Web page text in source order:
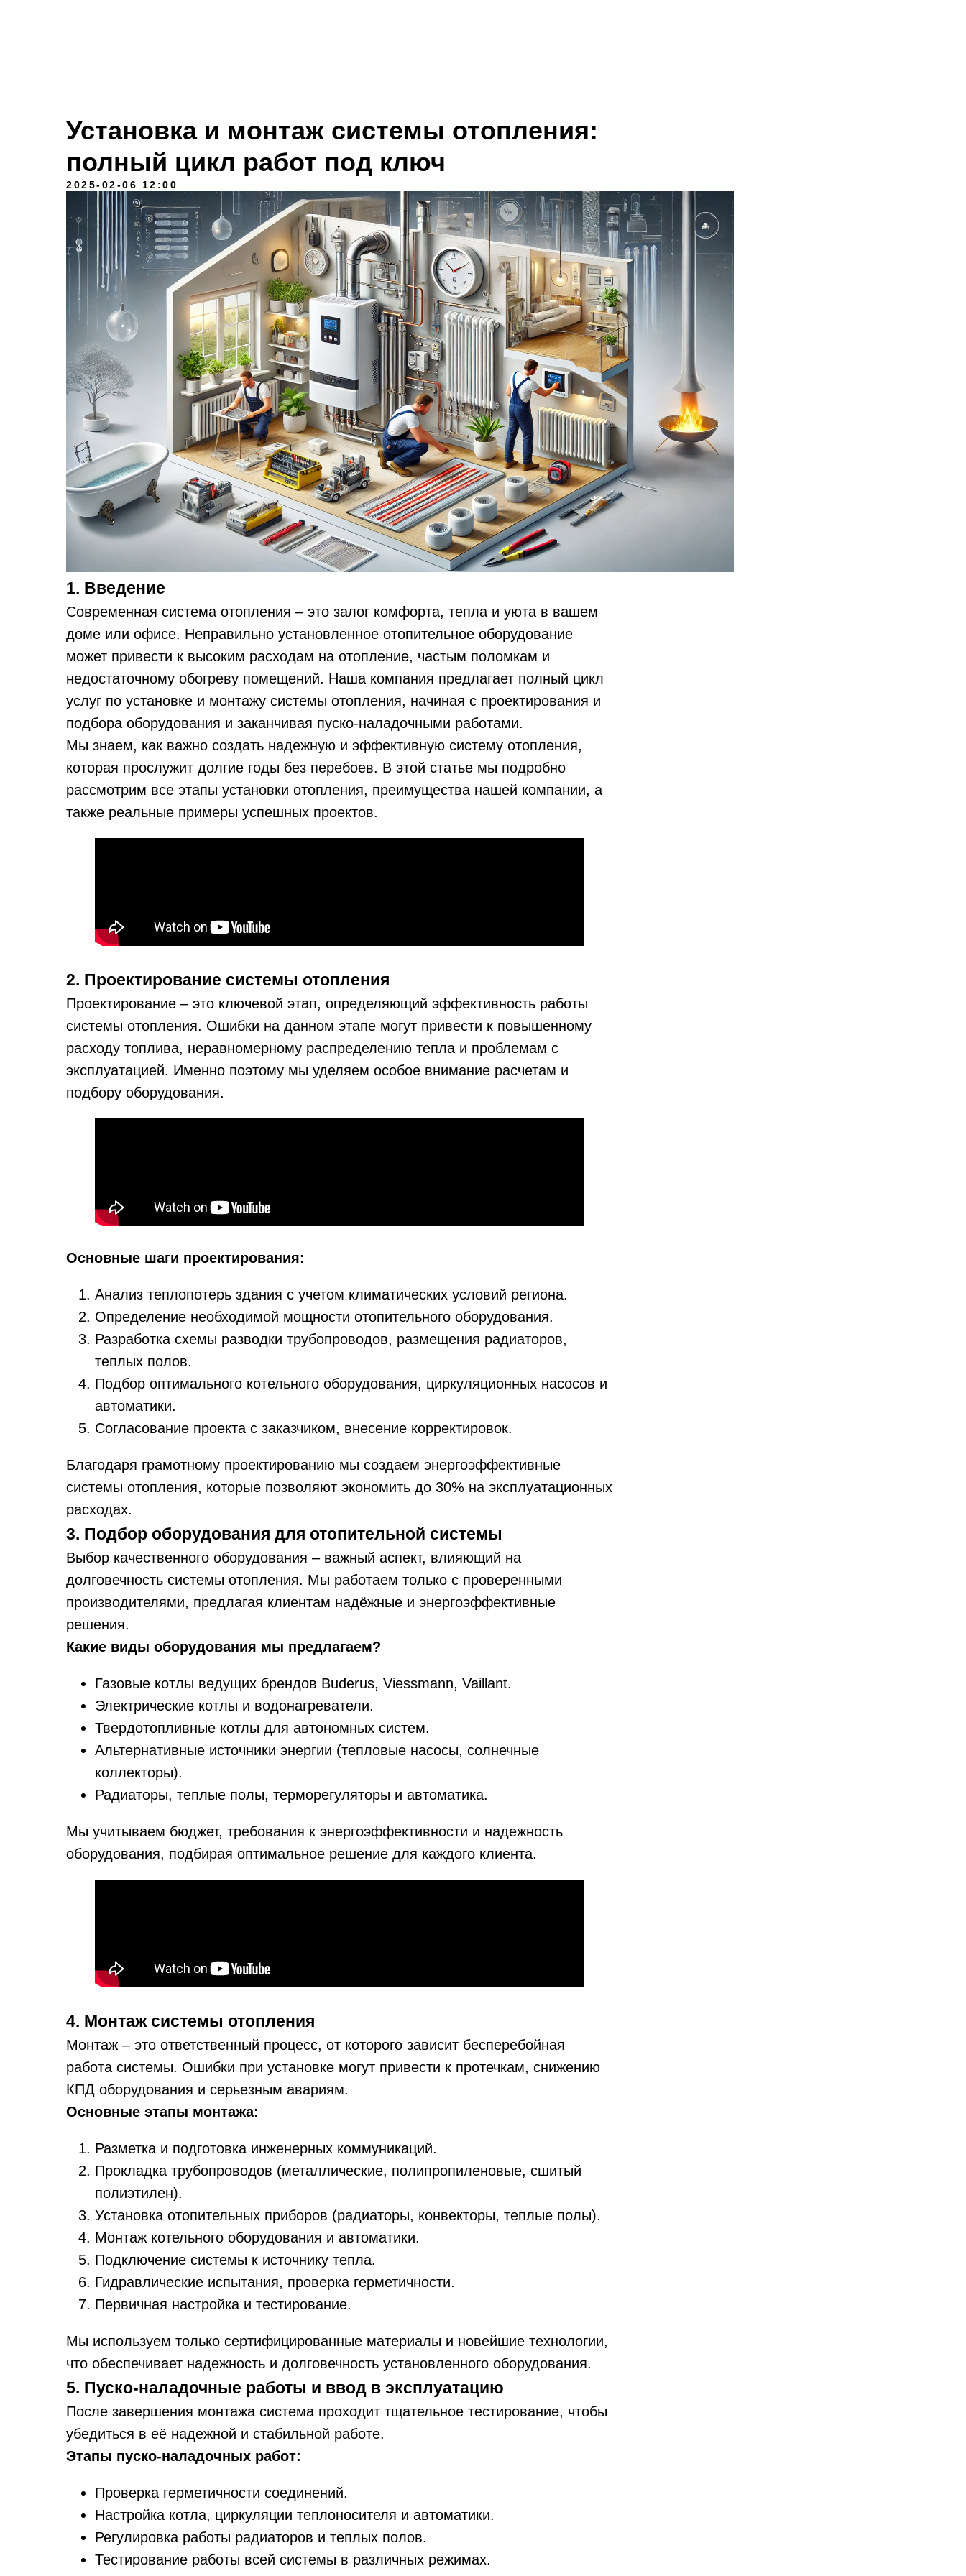
Установка и монтаж системы отопления:
полный цикл работ под ключ
2025-02-06 12:00
1. Введение
Современная система отопления – это залог комфорта, тепла и уюта в вашем
доме или офисе. Неправильно установленное отопительное оборудование
может привести к высоким расходам на отопление, частым поломкам и
недостаточному обогреву помещений. Наша компания предлагает полный цикл
услуг по установке и монтажу системы отопления, начиная с проектирования и
подбора оборудования и заканчивая пуско-наладочными работами.
Мы знаем, как важно создать надежную и эффективную систему отопления,
которая прослужит долгие годы без перебоев. В этой статье мы подробно
рассмотрим все этапы установки отопления, преимущества нашей компании, а
также реальные примеры успешных проектов.
2. Проектирование системы отопления
Проектирование – это ключевой этап, определяющий эффективность работы
системы отопления. Ошибки на данном этапе могут привести к повышенному
расходу топлива, неравномерному распределению тепла и проблемам с
эксплуатацией. Именно поэтому мы уделяем особое внимание расчетам и
подбору оборудования.
Основные шаги проектирования:
Анализ теплопотерь здания с учетом климатических условий региона.
Определение необходимой мощности отопительного оборудования.
Разработка схемы разводки трубопроводов, размещения радиаторов,
теплых полов.
Подбор оптимального котельного оборудования, циркуляционных насосов и
автоматики.
Согласование проекта с заказчиком, внесение корректировок.
Благодаря грамотному проектированию мы создаем энергоэффективные
системы отопления, которые позволяют экономить до 30% на эксплуатационных
расходах.
3. Подбор оборудования для отопительной системы
Выбор качественного оборудования – важный аспект, влияющий на
долговечность системы отопления. Мы работаем только с проверенными
производителями, предлагая клиентам надёжные и энергоэффективные
решения.
Какие виды оборудования мы предлагаем?
Газовые котлы ведущих брендов Buderus, Viessmann, Vaillant.
Электрические котлы и водонагреватели.
Твердотопливные котлы для автономных систем.
Альтернативные источники энергии (тепловые насосы, солнечные
коллекторы).
Радиаторы, теплые полы, терморегуляторы и автоматика.
Мы учитываем бюджет, требования к энергоэффективности и надежность
оборудования, подбирая оптимальное решение для каждого клиента.
4. Монтаж системы отопления
Монтаж – это ответственный процесс, от которого зависит бесперебойная
работа системы. Ошибки при установке могут привести к протечкам, снижению
КПД оборудования и серьезным авариям.
Основные этапы монтажа:
Разметка и подготовка инженерных коммуникаций.
Прокладка трубопроводов (металлические, полипропиленовые, сшитый
полиэтилен).
Установка отопительных приборов (радиаторы, конвекторы, теплые полы).
Монтаж котельного оборудования и автоматики.
Подключение системы к источнику тепла.
Гидравлические испытания, проверка герметичности.
Первичная настройка и тестирование.
Мы используем только сертифицированные материалы и новейшие технологии,
что обеспечивает надежность и долговечность установленного оборудования.
5. Пуско-наладочные работы и ввод в эксплуатацию
После завершения монтажа система проходит тщательное тестирование, чтобы
убедиться в её надежной и стабильной работе.
Этапы пуско-наладочных работ:
Проверка герметичности соединений.
Настройка котла, циркуляции теплоносителя и автоматики.
Регулировка работы радиаторов и теплых полов.
Тестирование работы всей системы в различных режимах.